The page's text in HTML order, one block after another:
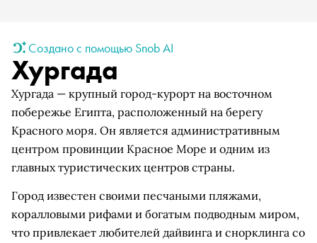
Создано с помощью Snob AI
Хургада
Хургада — крупный город-курорт на восточном
побережье Египта, расположенный на берегу
Красного моря. Он является административным
центром провинции Красное Море и одним из
главных туристических центров страны.
Город известен своими песчаными пляжами,
коралловыми рифами и богатым подводным миром,
что привлекает любителей дайвинга и снорклинга со